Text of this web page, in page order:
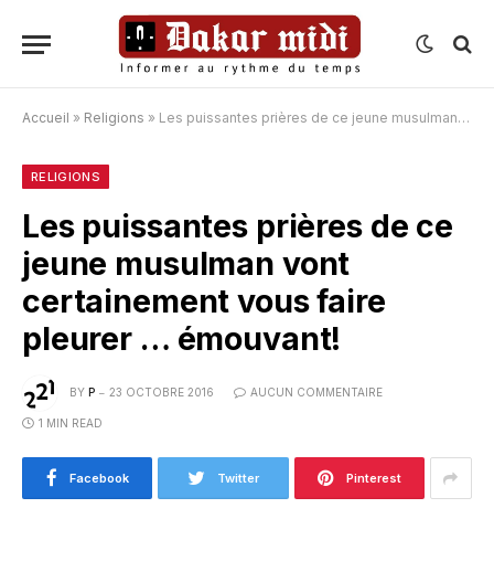
Accueil » Religions » Les puissantes prières de ce jeune musulman vont certainement vous faire pleurer … émouvant!
RELIGIONS
Les puissantes prières de ce
jeune musulman vont
certainement vous faire
pleurer … émouvant!
BY P 23 OCTOBRE 2016 AUCUN COMMENTAIRE
1 MIN READ
Facebook Twitter Pinterest